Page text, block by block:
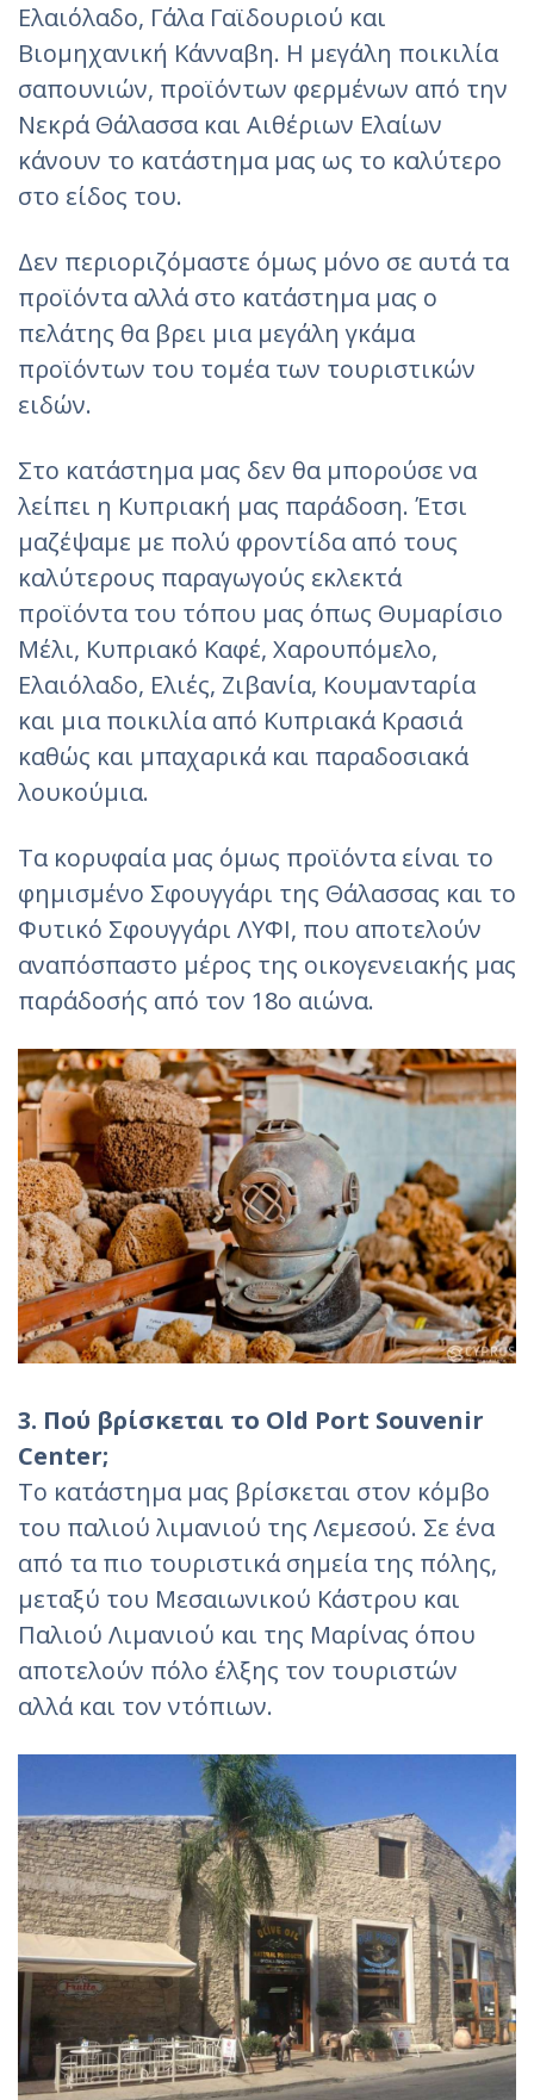
Ελαιόλαδο, Γάλα Γαϊδουριού και
Βιομηχανική Κάνναβη. Η μεγάλη ποικιλία
σαπουνιών, προϊόντων φερμένων από την
Νεκρά Θάλασσα και Αιθέριων Ελαίων
κάνουν το κατάστημα μας ως το καλύτερο
στο είδος του.
Δεν περιοριζόμαστε όμως μόνο σε αυτά τα
προϊόντα αλλά στο κατάστημα μας ο
πελάτης θα βρει μια μεγάλη γκάμα
προϊόντων του τομέα των τουριστικών
ειδών.
Στο κατάστημα μας δεν θα μπορούσε να
λείπει η Κυπριακή μας παράδοση. Έτσι
μαζέψαμε με πολύ φροντίδα από τους
καλύτερους παραγωγούς εκλεκτά
προϊόντα του τόπου μας όπως Θυμαρίσιο
Μέλι, Κυπριακό Καφέ, Χαρουπόμελο,
Ελαιόλαδο, Ελιές, Ζιβανία, Κουμανταρία
και μια ποικιλία από Κυπριακά Κρασιά
καθώς και μπαχαρικά και παραδοσιακά
λουκούμια.
Τα κορυφαία μας όμως προϊόντα είναι το
φημισμένο Σφουγγάρι της Θάλασσας και το
Φυτικό Σφουγγάρι ΛΥΦΙ, που αποτελούν
αναπόσπαστο μέρος της οικογενειακής μας
παράδοσής από τον 18ο αιώνα.
3. Πού βρίσκεται το Old Port Souvenir
Center;
Το κατάστημα μας βρίσκεται στον κόμβο
του παλιού λιμανιού της Λεμεσού. Σε ένα
από τα πιο τουριστικά σημεία της πόλης,
μεταξύ του Μεσαιωνικού Κάστρου και
Παλιού Λιμανιού και της Μαρίνας όπου
αποτελούν πόλο έλξης τον τουριστών
αλλά και τον ντόπιων.